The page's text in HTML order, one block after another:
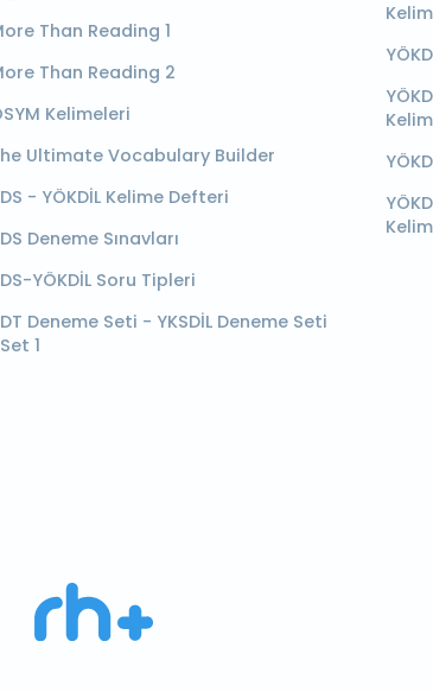
Than Reading 1
Than Reading 2
Kelimeleri
Ultimate Vocabulary Builder
- YÖKDİL Kelime Defteri
Deneme Sınavları
YÖKDİL Soru Tipleri
Deneme Seti - YKSDİL Deneme Seti
1